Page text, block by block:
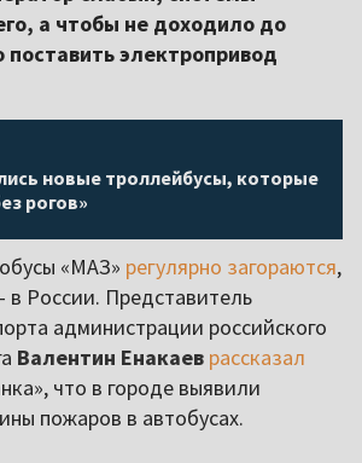
а чтобы не доходило до
электропривод
новые троллейбусы, которые
рогов»
«МАЗ» регулярно загораются,
в России. Представитель
администрации российского
Валентин Енакаев рассказал
что в городе выявили
пожаров в автобусах.